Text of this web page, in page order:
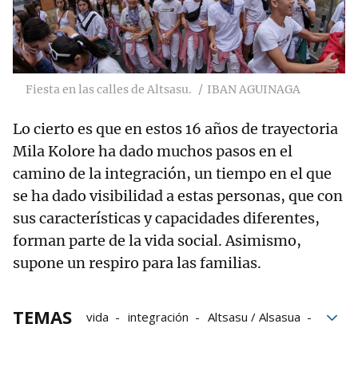
Fiesta en las calles de Altsasu. IBAN AGUINAGA
Lo cierto es que en estos 16 años de trayectoria
Mila Kolore ha dado muchos pasos en el
camino de la integración, un tiempo en el que
se ha dado visibilidad a estas personas, que con
sus características y capacidades diferentes,
forman parte de la vida social. Asimismo,
supone un respiro para las familias.
TEMAS vida integración
Altsasu / Alsasua